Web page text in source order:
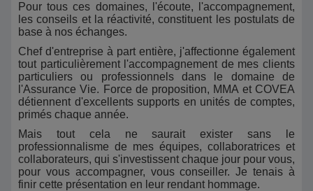
Une relation de confianceavec nos clients,
particuliers comme professionnels.
Dessolutions personnalisées
Une équipe locale, réactive et disponible.
La force du réseauMMA, acteur majeur de
l’assurance en France.
📍 Contactez votre agence MMA Challans
Rendez-vous dans notre agence de
Rue de Nantesou deNoirmoutier au 40 rue de la
Prée aux Ducspour découvrir nos offres et bénéficier
d’un accompagnement sur mesure. Nos conseillers
sont à votre écoute pour établir undevis gratuit et
personnalisé.
Pour tous ces domaines, l'écoute, l'accompagnement,
les conseils et la réactivité, constituent les postulats de
base à nos échanges.
Chef d'entreprise à part entière, j'affectionne également
tout particulièrement l'accompagnement de mes clients
particuliers ou professionnels dans le domaine de
l'Assurance Vie. Force de proposition, MMA et COVEA
détiennent d'excellents supports en unités de comptes,
primés chaque année.
Mais tout cela ne saurait exister sans le
professionnalisme de mes équipes, collaboratrices et
collaborateurs, qui s'investissent chaque jour pour vous,
pour vous accompagner, vous conseiller. Je tenais à
finir cette présentation en leur rendant hommage.